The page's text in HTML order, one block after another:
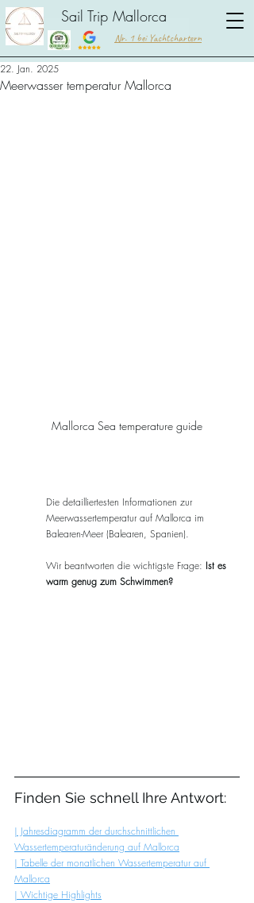
Sail Trip Mallorca
Nr. 1 bei Yachtchartern
Meerwasser temperatur Mallorca
22. Jan. 2025
Mallorca Sea temperature guide
Die detailliertesten Informationen zur
Meerwassertemperatur auf Mallorca im
Balearen-Meer (Balearen, Spanien).
Wir beantworten die wichtigste Frage: Ist es
warm genug zum Schwimmen?
Finden Sie schnell Ihre Antwort:
| Jahresdiagramm der durchschnittlichen
Wassertemperaturänderung auf Mallorca
| Tabelle der monatlichen Wassertemperatur auf
Mallorca
| Wichtige Highlights